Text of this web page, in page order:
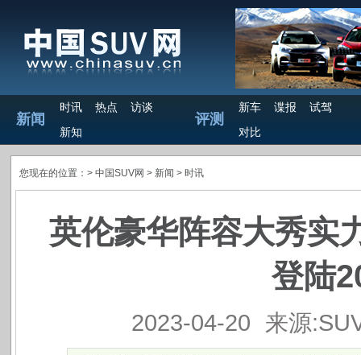
新闻
时讯 热点
访谈
新知
评测
新车 谍报
试驾
对比
您现在的位置：> 中国SUV网 > 新闻 > 时讯
英伦豪华阵容大秀实
登陆
2023-04-20 来源